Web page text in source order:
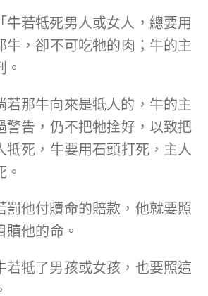
牛若牴死男人或女人，總要用
牛，卻不可吃牠的肉；牛的主
若那牛向來是牴人的，牛的主
警告，仍不把牠拴好，以致把
牴死，牛要用石頭打死，主人
罰他付贖命的賠款，他就要照
贖他的命。
若牴了男孩或女孩，也要照這